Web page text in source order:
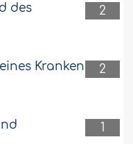
2
des
2
Kranken
1